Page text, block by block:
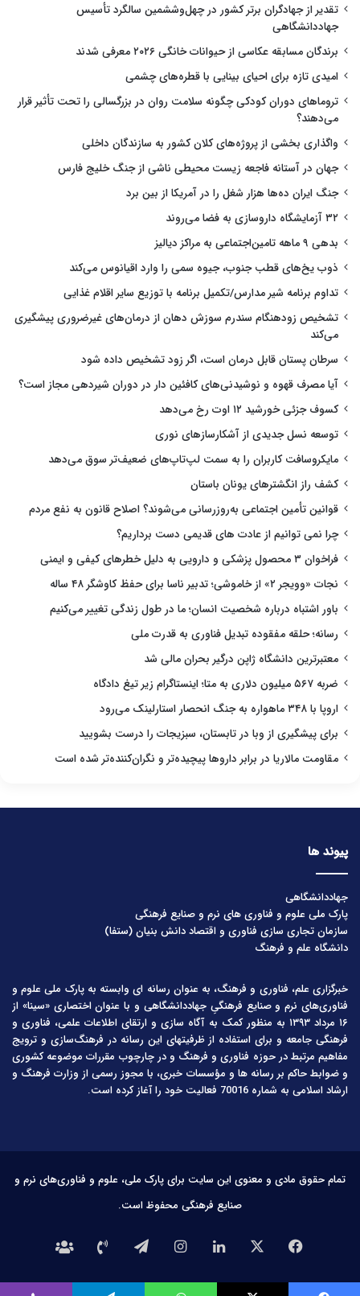
تقدیر از جهادگران برتر کشور در چهل‌وششمین سالگرد تأسیس
جهاددانشگاهی
برندگان مسابقه عکاسی از حیوانات خانگی ۲۰۲۶ معرفی شدند
امیدی تازه برای احیای بینایی با قطره‌های چشمی
تروماهای دوران کودکی چگونه سلامت روان در بزرگسالی را تحت تأثیر قرار
می‌دهند؟
واگذاری بخشی از پروژه‌های کلان کشور به سازندگان داخلی
جهان در آستانه فاجعه زیست محیطی ناشی از جنگ خلیج فارس
جنگ ایران ده‌ها هزار شغل را در آمریکا از بین برد
۳۲ آزمایشگاه داروسازی به فضا می‌روند
بدهی ۹ ماهه تامین‌اجتماعی به مراکز دیالیز
ذوب یخ‌های قطب جنوب، جیوه سمی را وارد اقیانوس می‌کند
تداوم برنامه شیر مدارس/تکمیل برنامه با توزیع سایر اقلام غذایی
تشخیص زودهنگام سندرم سوزش دهان از درمان‌های غیرضروری پیشگیری
می‌کند
سرطان پستان قابل درمان است، اگر زود تشخیص داده شود
آیا مصرف قهوه و نوشیدنی‌های کافئین دار در دوران شیردهی مجاز است؟
کسوف جزئی خورشید ۱۲ اوت رخ می‌دهد
توسعه نسل جدیدی از آشکارسازهای نوری
مایکروسافت کاربران را به سمت لپ‌تاپ‌های ضعیف‌تر سوق می‌دهد
کشف راز انگشترهای یونان باستان
قوانین تأمین اجتماعی به‌روزرسانی می‌شوند؟ اصلاح قانون به نفع مردم
چرا نمی توانیم از عادت های قدیمی دست برداریم؟
فراخوان ۳ محصول پزشکی و دارویی به دلیل خطرهای کیفی و ایمنی
نجات «وویجر ۲» از خاموشی؛ تدبیر ناسا برای حفظ کاوشگر ۴۸ ساله
باور اشتباه درباره شخصیت انسان؛ ما در طول زندگی تغییر می‌کنیم
رسانه؛ حلقه مفقوده تبدیل فناوری به قدرت ملی
معتبرترین دانشگاه ژاپن درگیر بحران مالی شد
ضربه ۵۶۷ میلیون دلاری به متا؛ اینستاگرام زیر تیغ دادگاه
اروپا با ۳۴۸ ماهواره به جنگ انحصار استارلینک می‌رود
برای پیشگیری از وبا در تابستان، سبزیجات را درست بشویید
مقاومت مالاریا در برابر داروها پیچیده‌تر و نگران‌کننده‌تر شده است
پیوند ها
جهاددانشگاهی
پارک ملی علوم و فناوری های نرم و صنایع فرهنگی
سازمان تجاری سازی فناوری و اقتصاد دانش بنیان (ستفا)
دانشگاه علم و فرهنگ
خبرگزاری علم، فناوری و فرهنگ، به عنوان رسانه ای وابسته به پارک ملی علوم و
فناوری‌های نرم و صنایع فرهنگیِ جهاددانشگاهی و با عنوان اختصاری «سینا» از
۱۶ مرداد ۱۳۹۳ به منظور کمک به آگاه سازی و ارتقای اطلاعات علمی، فناوری و
فرهنگی جامعه و برای استفاده از ظرفیتهای این رسانه در فرهنگ‌سازی و ترویج
مفاهیم مرتبط در حوزه فناوری و فرهنگ و در چارچوب مقررات موضوعه کشوری
و ضوابط حاکم بر رسانه ها و مؤسسات خبری، با مجوز رسمی از وزارت فرهنگ و
ارشاد اسلامی به شماره 70016 فعالیت خود را آغاز کرده است.
تمام حقوق مادی و معنوی این سایت برای پارک ملی، علوم و فناوری‌های نرم و
صنایع فرهنگی محفوظ است.
فیس
بوک
لینکدیناینستاگرامتلگرامتماس
با
درباره
ما